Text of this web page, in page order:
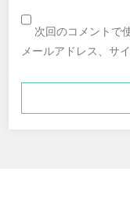
次回のコメントで
メールアドレス、サ